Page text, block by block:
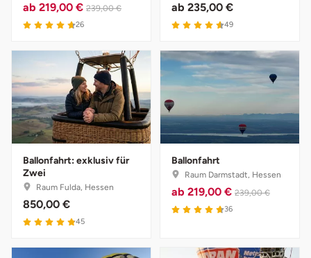
ab 219,00 € 239,00 €
26
ab 235,00 €
49
Ballonfahrt: exklusiv für
Zwei
Raum Fulda, Hessen
850,00 €
45
Ballonfahrt
Raum Darmstadt, Hessen
ab 219,00 € 239,00 €
36